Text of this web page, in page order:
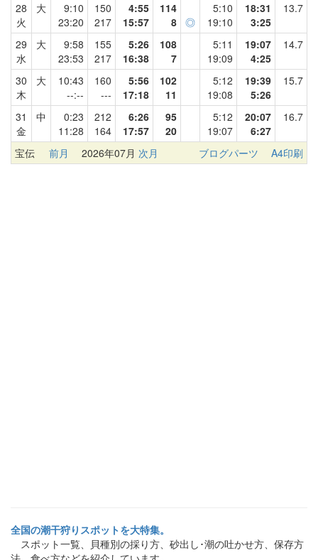
28
火
大
9:10
23:20
150
217
4:55
15:57
114
8 ◎
5:10
19:10
18:31
3:25
13.7
29
水
大
9:58
23:53
155
217
5:26
16:38
108
7
5:11
19:09
19:07
4:25
14.7
30
木
大
10:43
--:--
160
---
5:56
17:18
102
11
5:12
19:08
19:39
5:26
15.7
31
金
中
0:23
11:28
212
164
6:26
17:57
95
20
5:12
19:07
20:07
6:27
16.7
宝伝 前月 2026年07月 次月 ブログパーツ A4印刷
全国の潮干狩りスポットを大特集。
スポット一覧、貝種別の採り方、砂出し･潮の吐かせ方、保存方